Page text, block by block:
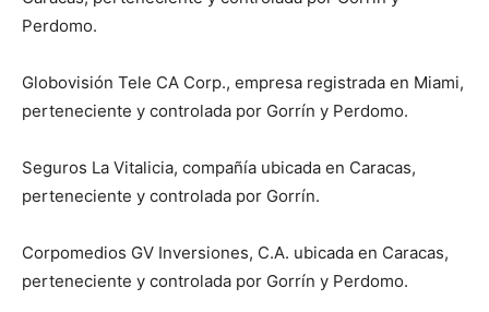
Perdomo.
Globovisión Tele CA Corp., empresa registrada en Miami,
perteneciente y controlada por Gorrín y Perdomo.
Seguros La Vitalicia, compañía ubicada en Caracas,
perteneciente y controlada por Gorrín.
Corpomedios GV Inversiones, C.A. ubicada en Caracas,
perteneciente y controlada por Gorrín y Perdomo.